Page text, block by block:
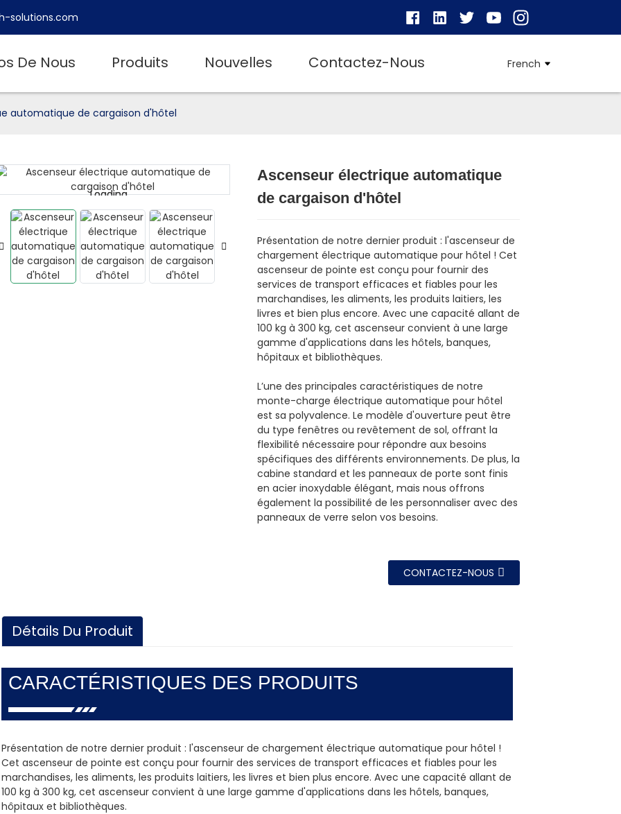
solutions.com
De Nous Produits Nouvelles Contactez-Nous French
automatique de cargaison d'hôtel
Loading...
Loading... Loading...
Loading...
Ascenseur électrique automatique
de cargaison d'hôtel
Présentation de notre dernier produit : l'ascenseur de
chargement électrique automatique pour hôtel ! Cet
ascenseur de pointe est conçu pour fournir des
services de transport efficaces et fiables pour les
marchandises, les aliments, les produits laitiers, les
livres et bien plus encore. Avec une capacité allant de
100 kg à 300 kg, cet ascenseur convient à une large
gamme d'applications dans les hôtels, banques,
hôpitaux et bibliothèques.
L’une des principales caractéristiques de notre
monte-charge électrique automatique pour hôtel
est sa polyvalence. Le modèle d'ouverture peut être
du type fenêtres ou revêtement de sol, offrant la
flexibilité nécessaire pour répondre aux besoins
spécifiques des différents environnements. De plus, la
cabine standard et les panneaux de porte sont finis
en acier inoxydable élégant, mais nous offrons
également la possibilité de les personnaliser avec des
panneaux de verre selon vos besoins.
CONTACTEZ-NOUS
Détails Du Produit
CARACTÉRISTIQUES DES PRODUITS
Présentation de notre dernier produit : l'ascenseur de chargement électrique automatique pour hôtel !
Cet ascenseur de pointe est conçu pour fournir des services de transport efficaces et fiables pour les
marchandises, les aliments, les produits laitiers, les livres et bien plus encore. Avec une capacité allant de
100 kg à 300 kg, cet ascenseur convient à une large gamme d'applications dans les hôtels, banques,
hôpitaux et bibliothèques.